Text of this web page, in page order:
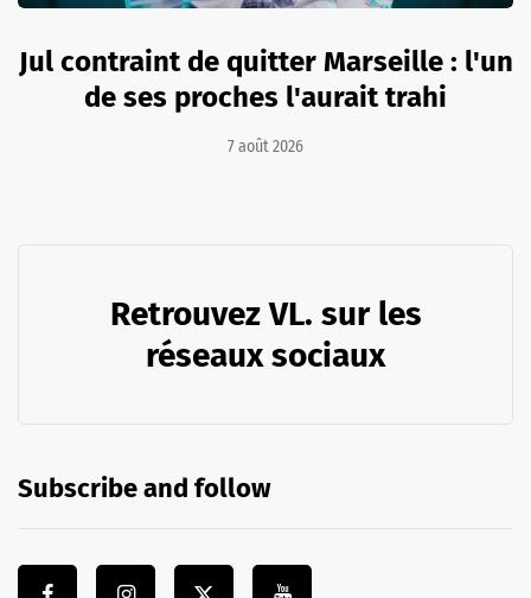
Jul contraint de quitter Marseille : l'un
de ses proches l'aurait trahi
7 août 2026
Retrouvez VL. sur les
réseaux sociaux
Subscribe and follow